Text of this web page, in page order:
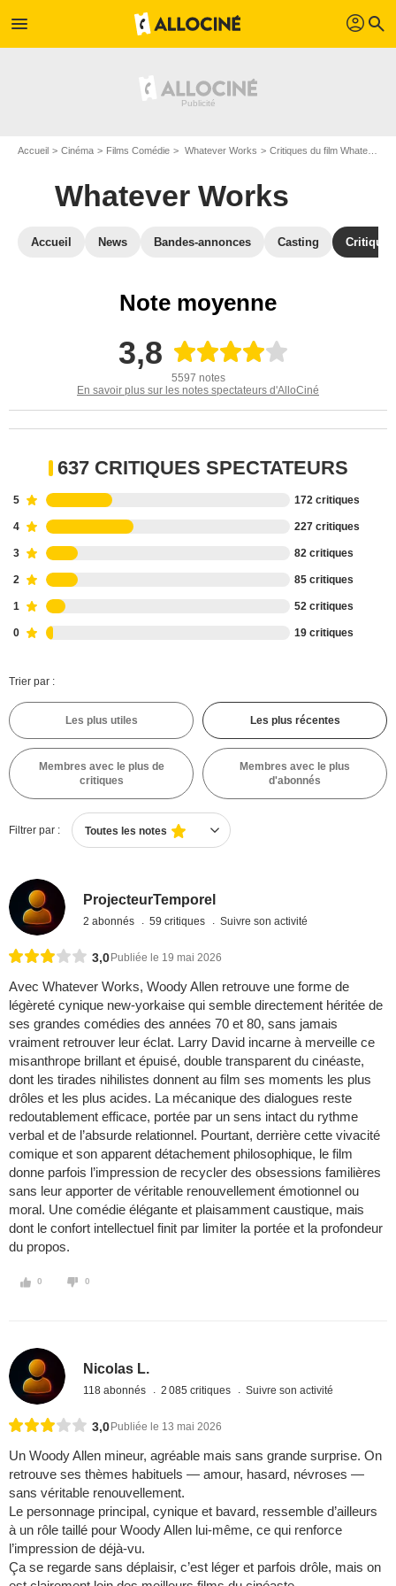
menu profil search
Accueil Cinéma Films Comédie Whatever Works Critiques du film Whatever Works
Whatever Works
Accueil News Bandes-annonces Casting
Note moyenne
3,8
5597 notes
En savoir plus sur les notes spectateurs d'AlloCiné
637 CRITIQUES SPECTATEURS
5 172 critiques
4 227 critiques
3 82 critiques
2 85 critiques
1 52 critiques
0 19 critiques
Trier par :
Les plus utiles Les plus récentes
Membres avec le plus de
critiques
Membres avec le plus
d'abonnés
Filtrer par : Toutes les notes
ProjecteurTemporel
2 abonnés 59 critiques Suivre son activité
3,0 Publiée le 19 mai 2026
Avec Whatever Works, Woody Allen retrouve une forme de
légèreté cynique new-yorkaise qui semble directement héritée de
ses grandes comédies des années 70 et 80, sans jamais
vraiment retrouver leur éclat. Larry David incarne à merveille ce
misanthrope brillant et épuisé, double transparent du cinéaste,
dont les tirades nihilistes donnent au film ses moments les plus
drôles et les plus acides. La mécanique des dialogues reste
redoutablement efficace, portée par un sens intact du rythme
verbal et de l’absurde relationnel. Pourtant, derrière cette vivacité
comique et son apparent détachement philosophique, le film
donne parfois l’impression de recycler des obsessions familières
sans leur apporter de véritable renouvellement émotionnel ou
moral. Une comédie élégante et plaisamment caustique, mais
dont le confort intellectuel finit par limiter la portée et la profondeur
du propos.
0 0
Nicolas L.
118 abonnés 2 085 critiques Suivre son activité
3,0 Publiée le 13 mai 2026
Un Woody Allen mineur, agréable mais sans grande surprise. On
retrouve ses thèmes habituels — amour, hasard, névroses —
sans véritable renouvellement.
Le personnage principal, cynique et bavard, ressemble d’ailleurs
à un rôle taillé pour Woody Allen lui-même, ce qui renforce
l’impression de déjà-vu.
Ça se regarde sans déplaisir, c’est léger et parfois drôle, mais on